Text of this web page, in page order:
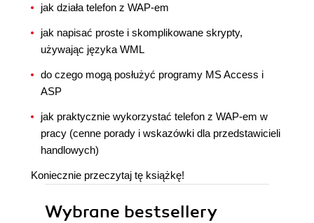
jak działa telefon z WAP-em
jak napisać proste i skomplikowane skrypty,
używając języka WML
do czego mogą posłużyć programy MS Access i
ASP
jak praktycznie wykorzystać telefon z WAP-em w
pracy (cenne porady i wskazówki dla przedstawicieli
handlowych)
Koniecznie przeczytaj tę książkę!
Wybrane bestsellery